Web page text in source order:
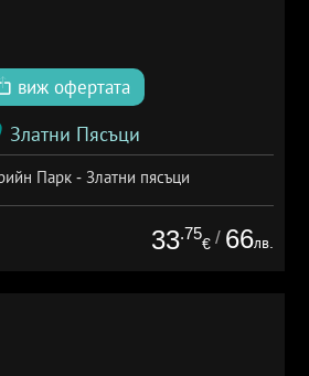
виж офертата
Златни Пясъци
Парк - Златни пясъци
33.75
€ / 66лв.